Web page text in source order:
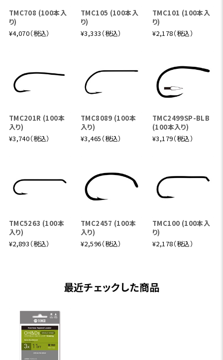
TMC708 (100本入
り)
¥4,070（税込）
TMC105 (100本入
り)
¥3,333（税込）
TMC101 (100本入
り)
¥2,178（税込）
TMC201R (100本
入り)
¥3,740（税込）
TMC8089 (100本
入り)
¥3,465（税込）
TMC2499SP-BLB
(100本入り)
¥3,179（税込）
TMC5263 (100本
入り)
¥2,893（税込）
TMC2457 (100本
入り)
¥2,596（税込）
TMC100 (100本入
り)
¥2,178（税込）
最近チェックした商品